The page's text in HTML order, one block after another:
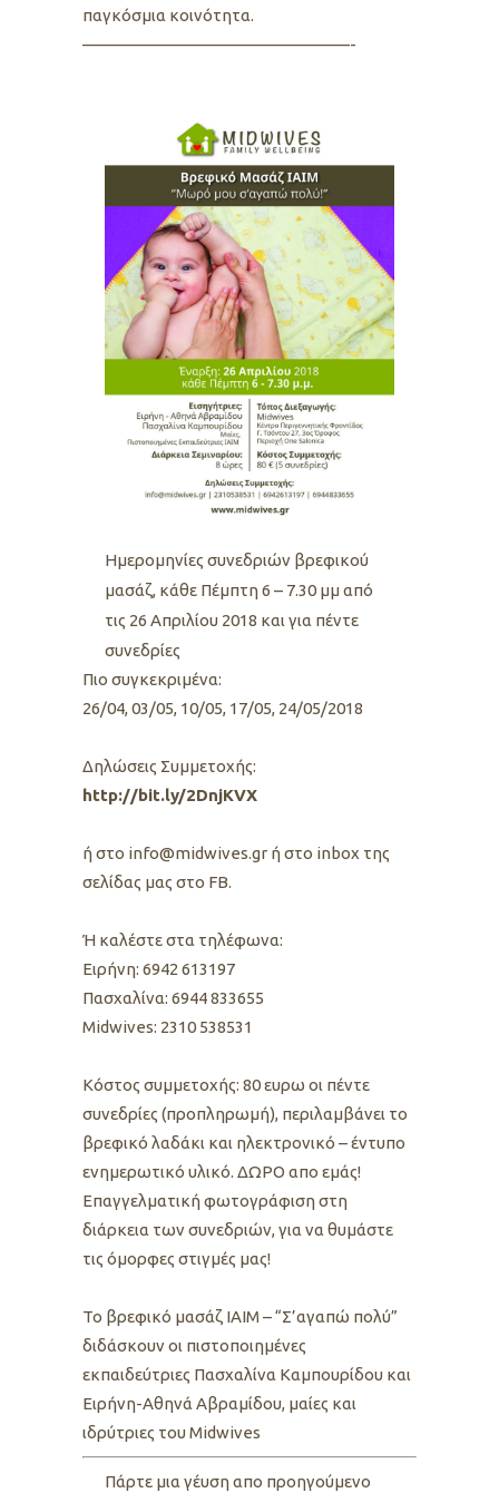
παγκόσμια κοινότητα.
————————————————-
Ημερομηνίες συνεδριών βρεφικού
μασάζ, κάθε Πέμπτη 6 – 7.30 μμ από
τις 26 Απριλίου 2018 και για πέντε
συνεδρίες
Πιο συγκεκριμένα:
26/04, 03/05, 10/05, 17/05, 24/05/2018
Δηλώσεις Συμμετοχής:
http://bit.ly/2DnjKVX
ή στο info@midwives.gr ή στο inbox της
σελίδας μας στο FB.
Ή καλέστε στα τηλέφωνα:
Ειρήνη: 6942 613197
Πασχαλίνα: 6944 833655
Midwives: 2310 538531
Kόστος συμμετοχής: 80 ευρω οι πέντε
συνεδρίες (προπληρωμή), περιλαμβάνει το
βρεφικό λαδάκι και ηλεκτρονικό – έντυπο
ενημερωτικό υλικό. ΔΩΡΟ απο εμάς!
Επαγγελματική φωτογράφιση στη
διάρκεια των συνεδριών, για να θυμάστε
τις όμορφες στιγμές μας!
To βρεφικό μασάζ ΙΑΙΜ – “Σ’αγαπώ πολύ”
διδάσκουν οι πιστοποιημένες
εκπαιδεύτριες Πασχαλίνα Καμπουρίδου και
Ειρήνη-Αθηνά Αβραμίδου, μαίες και
ιδρύτριες του Midwives
Πάρτε μια γέυση απο προηγούμενο